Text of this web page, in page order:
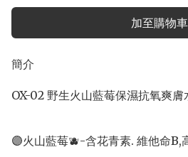
加至購物車
簡介
OX-02 野生火山藍莓保濕抗氧爽
🟣火山藍莓🫐-含花青素. 維他命B,